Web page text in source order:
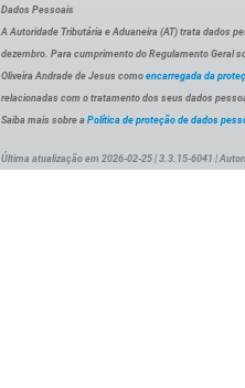
Dados Pessoais
A Autoridade Tributária e Aduaneira (AT) trata dados
dezembro. Para cumprimento do Regulamento Geral
Oliveira Andrade de Jesus como encarregada da
relacionadas com o tratamento dos seus dados
Saiba mais sobre a Política de proteção de dados
Última atualização em 2026-02-25 | 3.3.15-6041 |